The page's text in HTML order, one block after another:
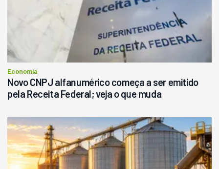
Economia
Novo CNPJ alfanumérico começa a ser emitido
pela Receita Federal; veja o que muda